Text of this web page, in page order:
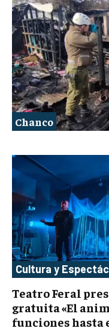
Chanco
Cultura y
Teatro Feral
gratuita «El
funciones hasta